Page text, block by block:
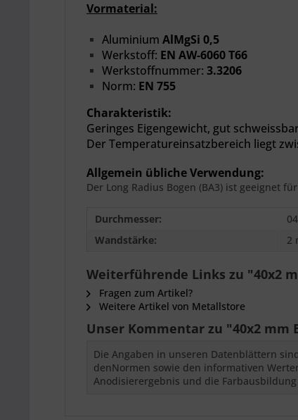
Vormaterial:
Aluminium AlMgSi 0,5
Werkstoff: EN AW-6060 T66
Werkstoffnummer: 3.3206
Norm: EN 755
Charakteristik:
Geringes Eigengewicht, gut
DerTemperatureinsatzbereich liegt
Allgemein übliche Verwendung:
Der Long Radius Bogen (BA3) ist geeignet
Durchmesser:
Wandstärke:
2
Weiterführende Links zu "40x2
Fragen zum Artikel?
Weitere Artikel von Metallstore
Unser Kommentar zu "40x2 mm
Die Angaben in unseren Datenblättern
denNormen sowie den informativen
Anodisierergebnis und die